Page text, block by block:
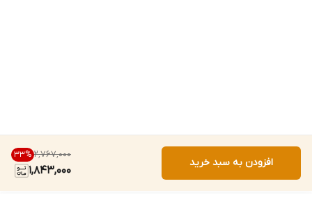
۲٬۷۶۷٬۰۰۰ 33%
1,843,000
افزودن به سبد خرید